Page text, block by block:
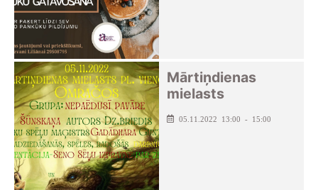
Mārtiņdienas
mielasts
05.11.2022 13:00 - 15:00